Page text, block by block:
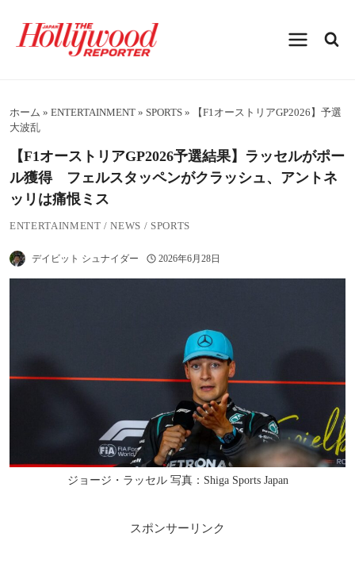
プホーム » ENTERTAINMENT » SPORTS »
【F1オーストリアGP2026】予選
大波乱
【F1オーストリアGP2026予選結果】ラッセルがポー
ル獲得 フェルスタッペンがクラッシュ、アントネ
ッリは痛恨ミス
ENTERTAINMENT /NEWS / SPORTS
デイビット シュナイダー 2026年6月28日
ジョージ・ラッセル 写真：Shiga Sports Japan
スポンサーリンク